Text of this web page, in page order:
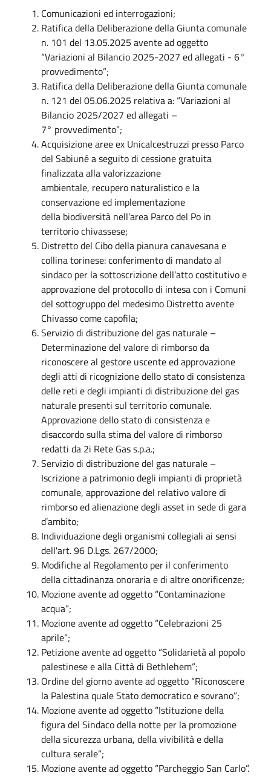
Comunicazioni ed interrogazioni;
Ratifica della Deliberazione della Giunta comunale
n. 101 del 13.05.2025 avente ad oggetto
“Variazioni al Bilancio 2025-2027 ed allegati - 6°
provvedimento”;
Ratifica della Deliberazione della Giunta comunale
n. 121 del 05.06.2025 relativa a: “Variazioni al
Bilancio 2025/2027 ed allegati –
7° provvedimento”;
Acquisizione aree ex Unicalcestruzzi presso Parco
del Sabiuné a seguito di cessione gratuita
finalizzata alla valorizzazione
ambientale, recupero naturalistico e la
conservazione ed implementazione
della biodiversità nell’area Parco del Po in
territorio chivassese;
Distretto del Cibo della pianura canavesana e
collina torinese: conferimento di mandato al
sindaco per la sottoscrizione dell’atto costitutivo e
approvazione del protocollo di intesa con i Comuni
del sottogruppo del medesimo Distretto avente
Chivasso come capofila;
Servizio di distribuzione del gas naturale –
Determinazione del valore di rimborso da
riconoscere al gestore uscente ed approvazione
degli atti di ricognizione dello stato di consistenza
delle reti e degli impianti di distribuzione del gas
naturale presenti sul territorio comunale.
Approvazione dello stato di consistenza e
disaccordo sulla stima del valore di rimborso
redatti da 2i Rete Gas s.p.a.;
Servizio di distribuzione del gas naturale –
Iscrizione a patrimonio degli impianti di proprietà
comunale, approvazione del relativo valore di
rimborso ed alienazione degli asset in sede di gara
d’ambito;
Individuazione degli organismi collegiali ai sensi
dell'art. 96 D.Lgs. 267/2000;
Modifiche al Regolamento per il conferimento
della cittadinanza onoraria e di altre onorificenze;
Mozione avente ad oggetto “Contaminazione
acqua”;
Mozione avente ad oggetto “Celebrazioni 25
aprile”;
Petizione avente ad oggetto “Solidarietà al popolo
palestinese e alla Città di Bethlehem”;
Ordine del giorno avente ad oggetto “Riconoscere
la Palestina quale Stato democratico e sovrano”;
Mozione avente ad oggetto “Istituzione della
figura del Sindaco della notte per la promozione
della sicurezza urbana, della vivibilità e della
cultura serale”;
Mozione avente ad oggetto “Parcheggio San Carlo”.